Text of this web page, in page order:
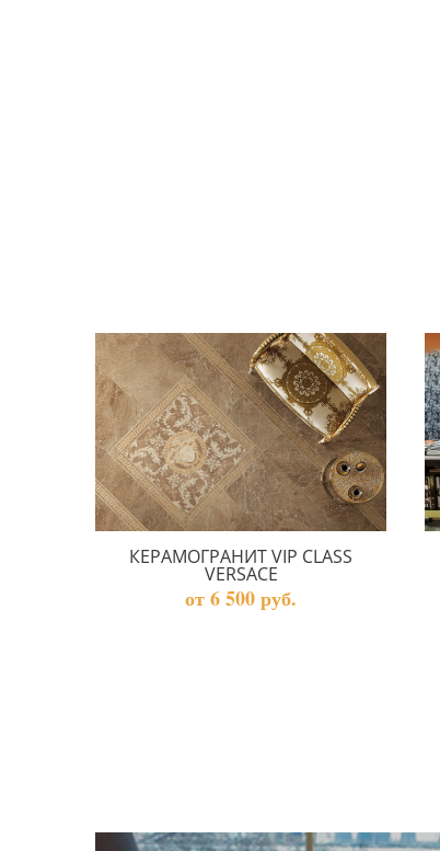
КЕРАМОГРАНИТ VIP CLASS
VERSACE
от 6 500 руб.